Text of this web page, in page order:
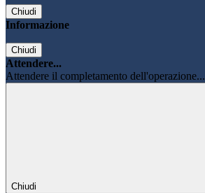
Chiudi
Informazione
Chiudi
Attendere...
Attendere il completamento dell'operazione...
Chiudi